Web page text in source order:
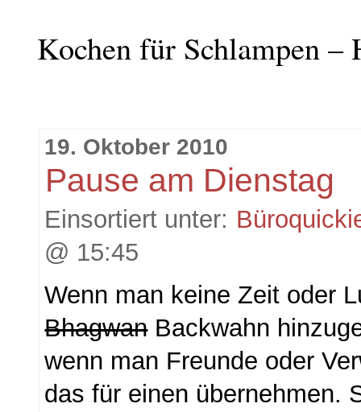
Kochen für Schlampen
19. Oktober 2010
Pause am Dienstag
Einsortiert unter:
@ 15:45
Wenn man keine Zeit oder
BhagwanBackwahn
wenn man Freunde oder
das für einen übernehmen.